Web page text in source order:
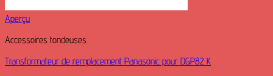
Aperçu
Accessoires tondeuses
Transformateur de remplacement Panasonic pour DGP82 K